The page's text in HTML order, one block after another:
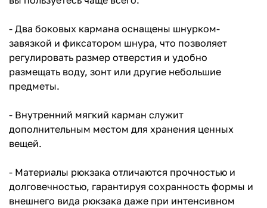
- Два боковых кармана оснащены шнурком-
завязкой и фиксатором шнура, что позволяет
регулировать размер отверстия и удобно
размещать воду, зонт или другие небольшие
предметы.
- Внутренний мягкий карман служит
дополнительным местом для хранения ценных
вещей.
- Материалы рюкзака отличаются прочностью и
долговечностью, гарантируя сохранность формы и
внешнего вида рюкзака даже при интенсивном